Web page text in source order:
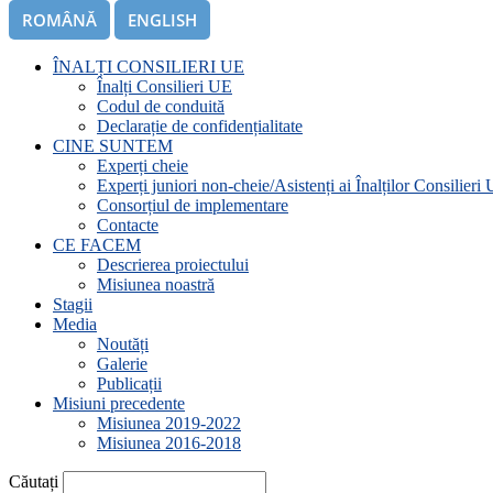
ROMÂNĂ ENGLISH
ÎNALȚI CONSILIERI UE
Înalți Consilieri UE
Codul de conduită
Declarație de confidențialitate
CINE SUNTEM
Experți cheie
Experți juniori non-cheie/Asistenți ai Înalților Consilieri
Consorțiul de implementare
Contacte
CE FACEM
Descrierea proiectului
Misiunea noastră
Stagii
Media
Noutăți
Galerie
Publicații
Misiuni precedente
Misiunea 2019-2022
Misiunea 2016-2018
Căutați